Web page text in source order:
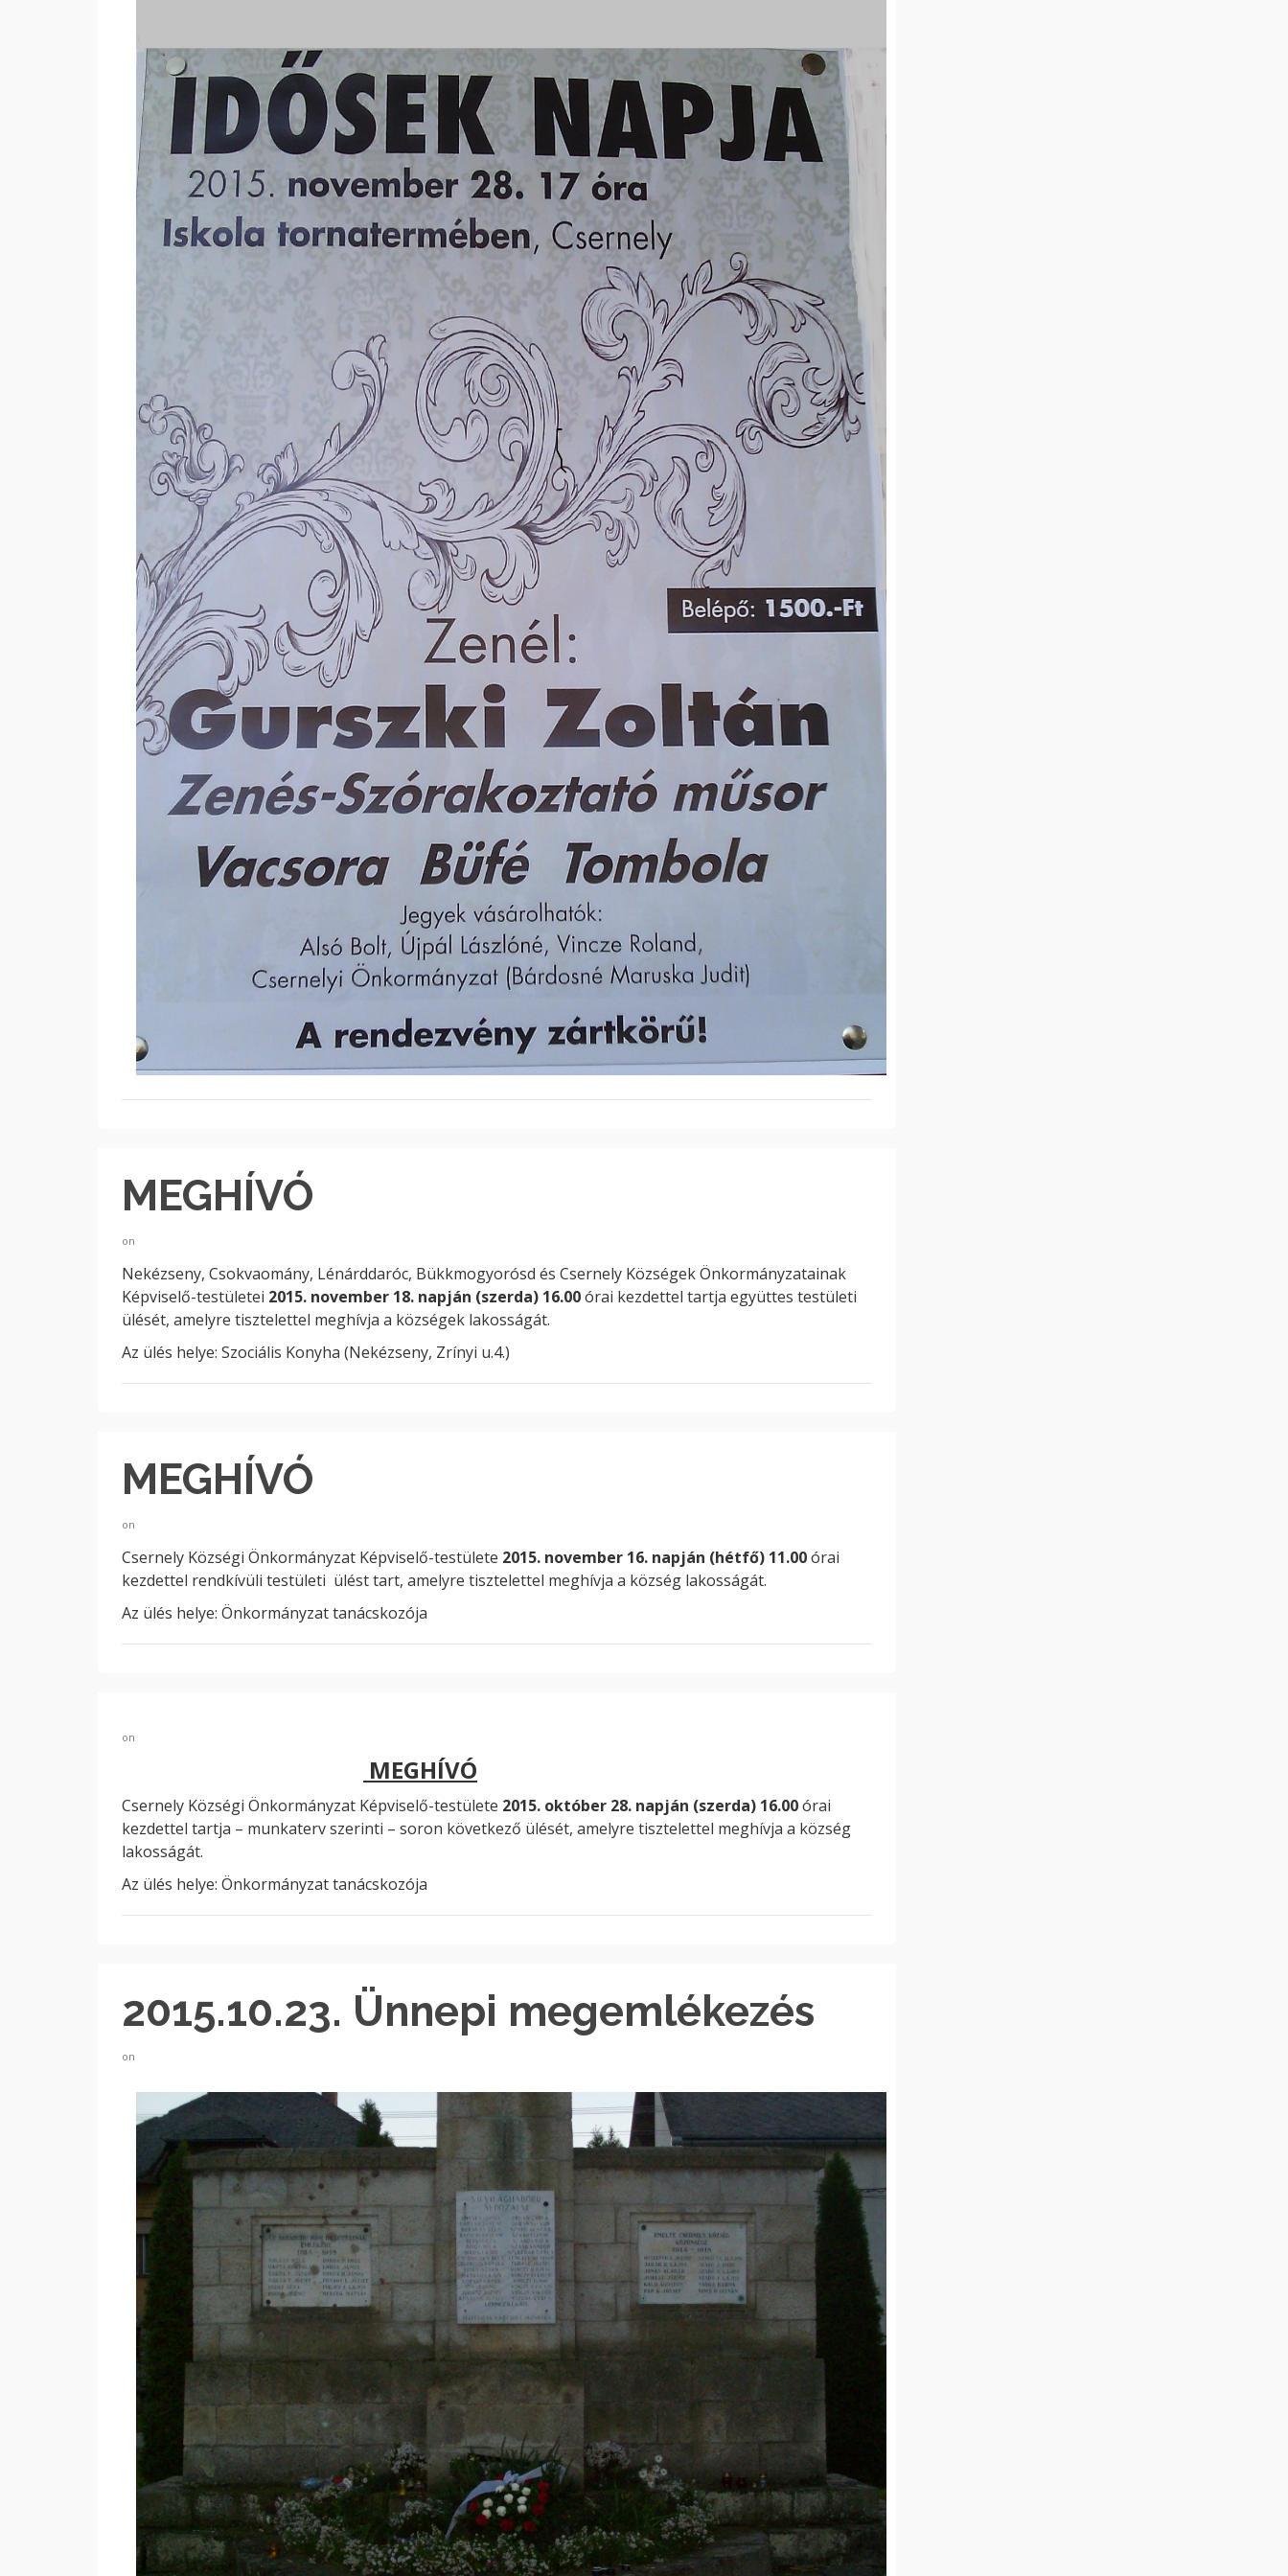
MEGHÍVÓ
on
Nekézseny, Csokvaomány, Lénárddaróc, Bükkmogyorósd és Csernely Községek Önkormányzatainak
Képviselő-testületei 2015. november 18. napján (szerda) 16.00órai kezdettel tartja együttes testületi
ülését, amelyre tisztelettel meghívja a községek lakosságát.
Az ülés helye: Szociális Konyha (Nekézseny, Zrínyi u.4.)
MEGHÍVÓ
on
Csernely Községi Önkormányzat Képviselő-testülete 2015. november 16. napján (hétfő) 11.00órai
kezdettel rendkívüli testületi ülést tart, amelyre tisztelettel meghívja a község lakosságát.
Az ülés helye: Önkormányzat tanácskozója
on
MEGHÍVÓ
Csernely Községi Önkormányzat Képviselő-testülete 2015. október 28. napján (szerda) 16.00órai
kezdettel tartja – munkaterv szerinti – soron következő ülését, amelyre tisztelettel meghívja a község
lakosságát.
Az ülés helye: Önkormányzat tanácskozója
2015.10.23. Ünnepi megemlékezés
on